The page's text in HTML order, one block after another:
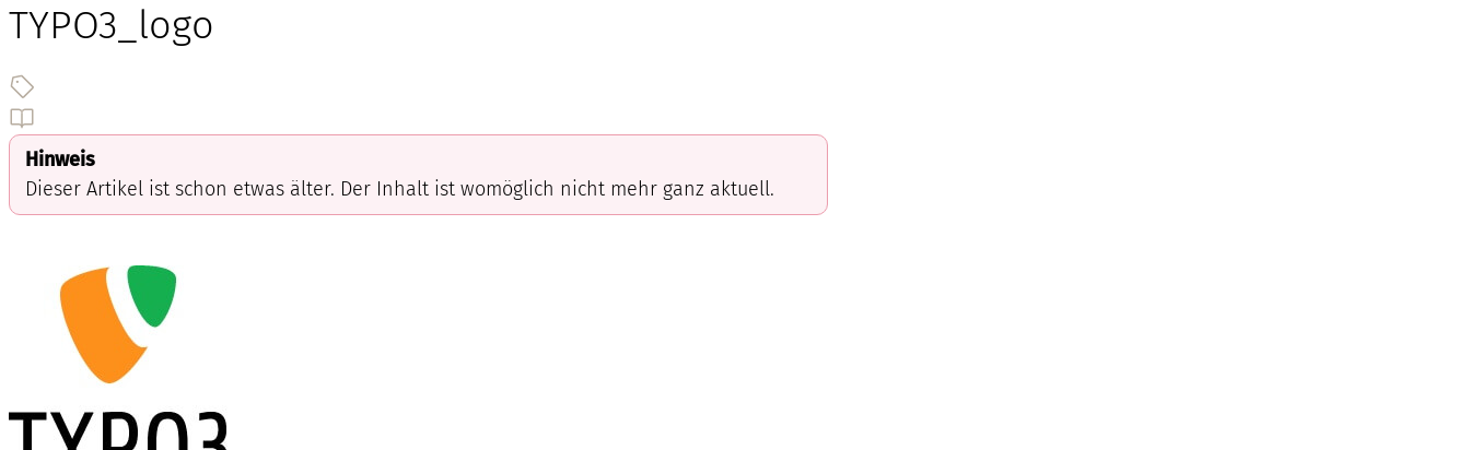
TYPO3_logo
Hinweis
Dieser Artikel ist schon etwas älter. Der Inhalt ist womöglich nicht mehr ganz aktuell.